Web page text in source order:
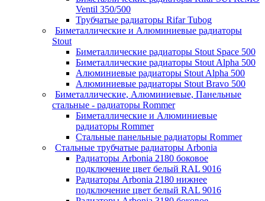
Ventil 350/500
Трубчатые радиаторы Rifar Tubog
Биметаллические и Алюминиевые радиаторы
Stout
Биметаллические радиаторы Stout Space 500
Биметаллические радиаторы Stout Alpha 500
Алюминиевые радиаторы Stout Alpha 500
Алюминиевые радиаторы Stout Bravo 500
Биметаллические, Алюминиевые, Панельные
стальные - радиаторы Rommer
Биметаллические и Алюминиевые
радиаторы Rommer
Стальные панельные радиаторы Rommer
Стальные трубчатые радиаторы Arbonia
Радиаторы Arbonia 2180 боковое
подключение цвет белый RAL 9016
Радиаторы Arbonia 2180 нижнее
подключение цвет белый RAL 9016